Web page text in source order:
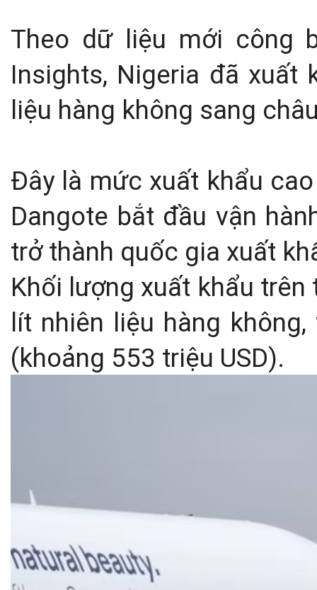
Theo dữ liệu mới công
Insights, Nigeria đã xuất
liệu hàng không sang
Đây là mức xuất khẩu
Dangote bắt đầu vận
trở thành quốc gia xuất
Khối lượng xuất khẩu
lít nhiên liệu hàng
(khoảng 553 triệu USD).